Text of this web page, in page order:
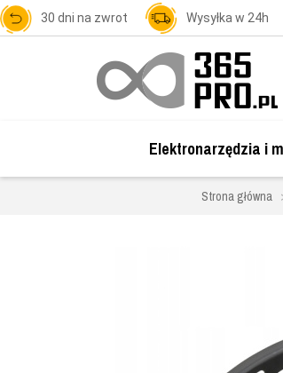
30 dni na zwrot Wysyłka w 24h
Elektronarzędzia i
Strona główna